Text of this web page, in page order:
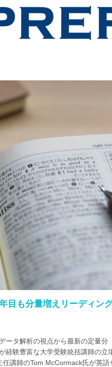
目も分量増えリーディン
ータ解析の視点から最新の定量分
経験豊富な大学受験統括講師の立
講師のTom McCormack氏が英語